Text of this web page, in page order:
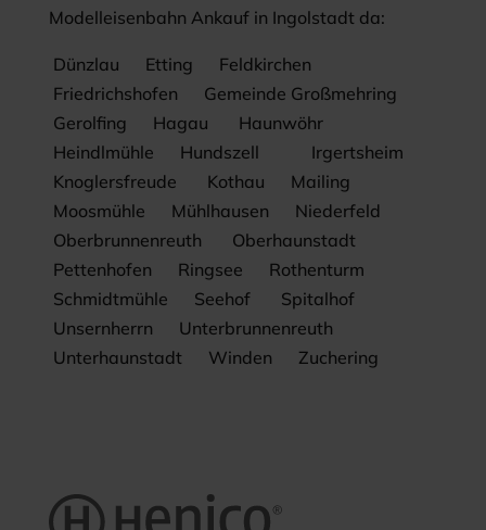
Modelleisenbahn Ankauf in Ingolstadt da:
Dünzlau Etting Feldkirchen
Friedrichshofen Gemeinde Großmehring
Gerolfing Hagau Haunwöhr
Heindlmühle Hundszell Irgertsheim
Knoglersfreude Kothau Mailing
Moosmühle Mühlhausen Niederfeld
Oberbrunnenreuth Oberhaunstadt
Pettenhofen Ringsee Rothenturm
Schmidtmühle Seehof Spitalhof
Unsernherrn Unterbrunnenreuth
Unterhaunstadt Winden Zuchering